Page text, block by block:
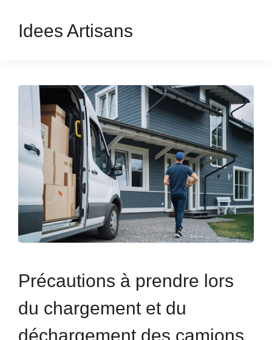
Idees Artisans
Précautions à prendre lors
du chargement et du
déchargement des camions